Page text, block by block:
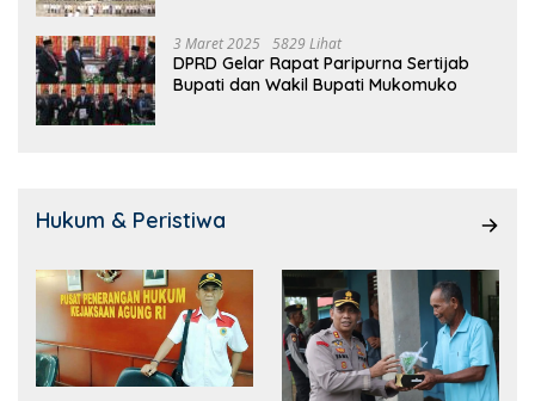
3 Maret 2025 5829 Lihat
DPRD Gelar Rapat Paripurna Sertijab
Bupati dan Wakil Bupati Mukomuko
Hukum & Peristiwa